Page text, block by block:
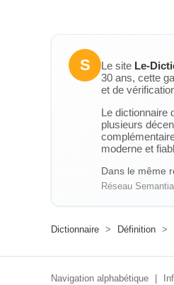
S Le site Le-
30 ans, cette
et de
Le dictionnaire
plusieurs
moderne et
Dans le même
Réseau
Dictionnaire > Définition >
Navigation alphabétique